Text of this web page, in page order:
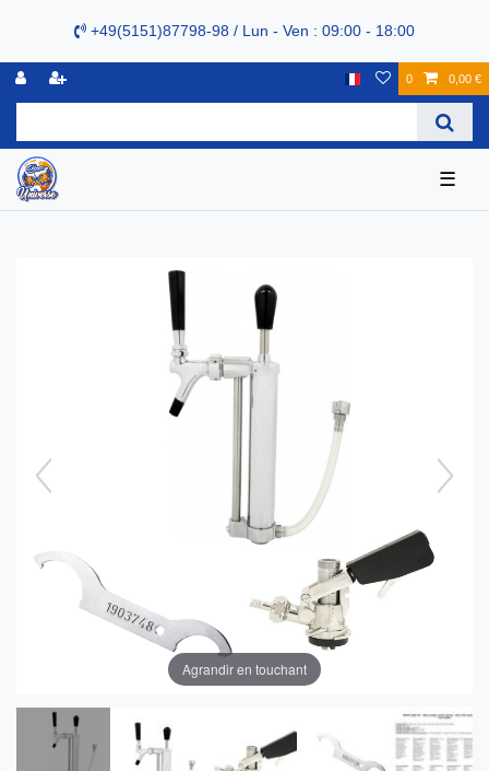
+49(5151)87798-98 / Lun - Ven : 09:00 - 18:00
0 0,00 €
☰
Agrandir en touchant